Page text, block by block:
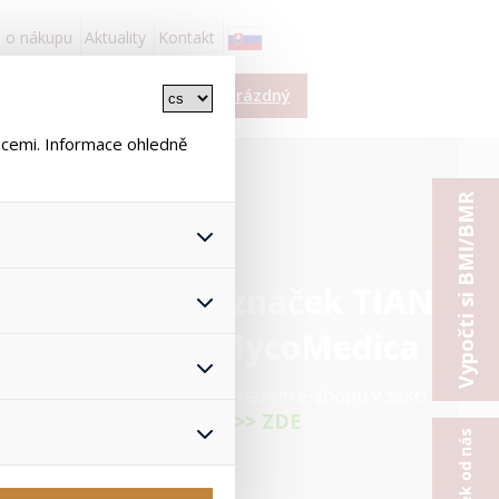
Vypočti si BMI/BMR
o nákupu Aktuality Kontakt
Košík je prázdný
Informace ohledně
s uživáním cookies. Pro
nedokážeme zjistit
se nevhodným